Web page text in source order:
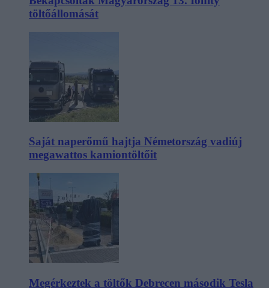
töltőállomását
Saját naperőmű hajtja Németország vadiúj
megawattos kamiontöltőit
Megérkeztek a töltők Debrecen második Tesla